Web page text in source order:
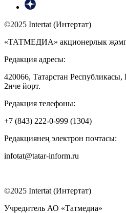
©2025 Intertat (Интертат)
«ТАТМЕДИА» акционерлык
Редакция адресы:
420066, Татарстан Республикасы,
2нче йорт.
Редакция телефоны:
+7 (843) 222-0-999 (1304)
Редакциянең электрон почтасы:
infotat@tatar-inform.ru
©2025 Intertat (Интертат)
Учредитель АО «Татмедиа»